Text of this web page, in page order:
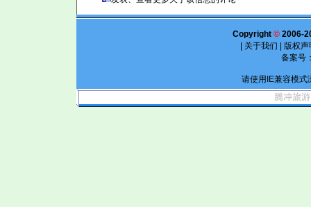
Copyright © 2006-
关于我们
版权
备案号
请使用IE兼容模式